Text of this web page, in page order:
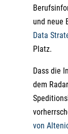
und neue
Data
Platz.
Dass die
dem
von